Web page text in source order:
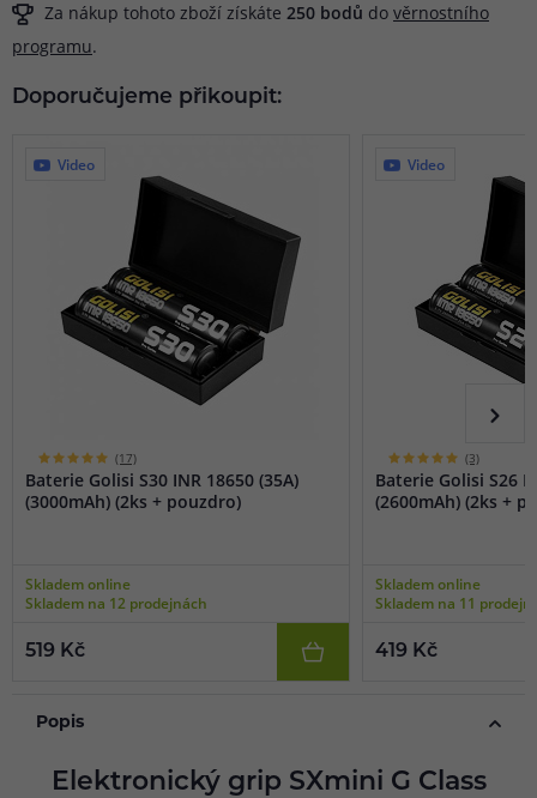
Za nákup tohoto zboží získáte 250 bodů do věrnostního
programu.
Doporučujeme přikoupit:
Video
(17)
Baterie Golisi S30 INR 18650 (35A)
(3000mAh) (2ks + pouzdro)
Skladem online
Skladem na 12 prodejnách
519 Kč
Video
(3)
Baterie Golisi S26
(2600mAh) (2ks +
Skladem online
Skladem na 11
419 Kč
Popis
Elektronický grip SXmini G Class